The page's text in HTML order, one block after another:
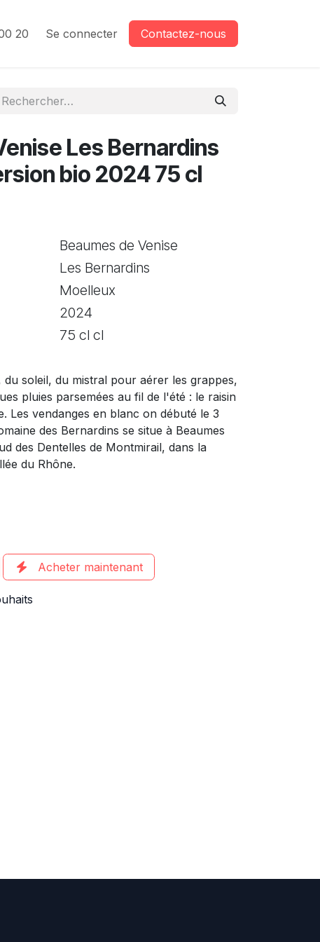
20 Se connecter Contactez-nous
Les Bernardins
bio 2024 75 cl
Beaumes de Venise
Les Bernardins
Moelleux
2024
75 cl cl
du soleil, du mistral pour aérer les grappes,
pluies parsemées au fil de l'été : le raisin
Les vendanges en blanc on débuté le 3
des Bernardins se situe à Beaumes
des Dentelles de Montmirail, dans la
du Rhône.
Acheter maintenant